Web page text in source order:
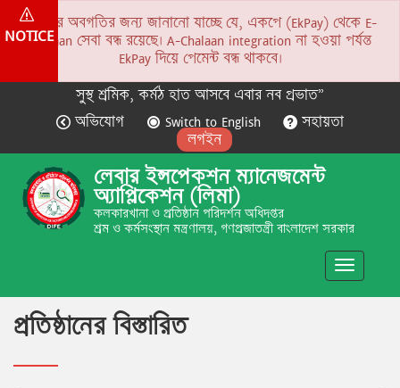
NOTICE
সকলের অবগতির জন্য জানানো যাচ্ছে যে, একপে (EkPay) থেকে E-
Chalaan সেবা বন্ধ রয়েছে। A-Chalaan integration না হওয়া পর্যন্ত
EkPay দিয়ে পেমেন্ট বন্ধ থাকবে।
সুস্থ শ্রমিক, কর্মঠ হাত আসবে এবার নব প্রভাত”
অভিযোগ
Switch to English
সহায়তা
লগইন
লেবার ইন্সপেকশন ম্যানেজমেন্ট
অ্যাপ্লিকেশন (লিমা)
কলকারখানা ও প্রতিষ্ঠান পরিদর্শন অধিদপ্তর
শ্রম ও কর্মসংস্থান মন্ত্রণালয়, গণপ্রজাতন্ত্রী বাংলাদেশ সরকার
Toggle
প্রতিষ্ঠানের বিস্তারিত